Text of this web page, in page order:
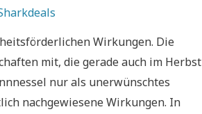
Wirkungen. Die
mit, die gerade auch im Herbst
nur als unerwünschtes
nachgewiesene Wirkungen. In